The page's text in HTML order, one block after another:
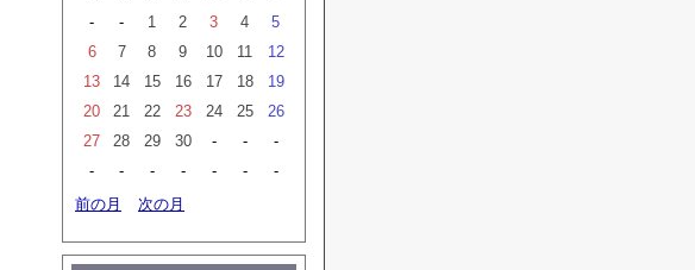
-
- 1 2 3 4
5
6
7 8 9 10 11
12
13
14 15 16 17 18
19
20
21 22 23 24 25
26
27
28 29 30 - -
-
-
- - - - -
-
前の月
次の月